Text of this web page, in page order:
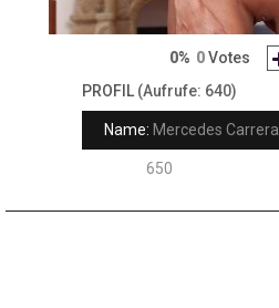
0% 0Votes
PROFIL (Aufrufe: 640)
Name: Mercedes Carrera
650